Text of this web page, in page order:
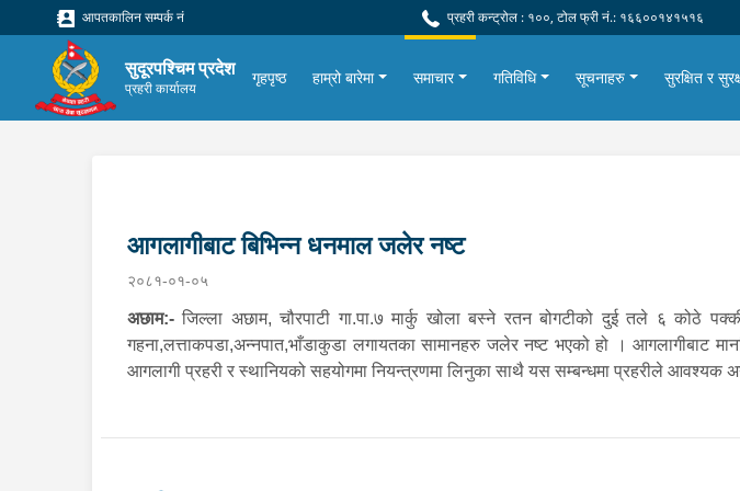
आपतकालिन सम्पर्क नं प्रहरी कन्ट्रोल : १००, टोल फ्री नं.: १६६००१४१५१६
सुदूरपश्चिम प्रदेश
प्रहरी कार्यालय
गृहपृष्ठ हाम्रो बारेमा समाचार गतिविधि सूचनाहरु सुरक्षित र
आगलागीबाट बिभिन्न धनमाल जलेर नष्ट
२०८१-०१-०५
अछाम:- जिल्ला अछाम, चौरपाटी गा.पा.७ मार्कु खोला बस्ने रतन बोगटीको दुई तले ६ कोठे
गहना,लत्ताकपडा,अन्नपात,भाँडाकुडा लगायतका सामानहरु जलेर नष्ट भएको हो । आगलागीबाट
आगलागी प्रहरी र स्थानियको सहयोगमा नियन्त्रणमा लिनुका साथै यस सम्बन्धमा प्रहरीले आवश्यक